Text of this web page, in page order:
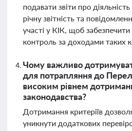
подавати звіти про
річну звітність та
участі у КІК, щоб забезпечити
контроль за доходами таких
Чому важливо
для потрапляння до
високим рівнем
законодавства?
Дотримання критеріїв
уникнути додаткових